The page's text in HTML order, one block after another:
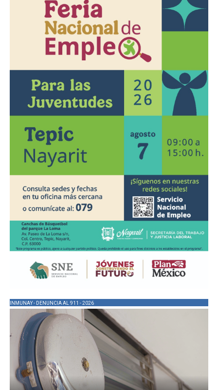
INMUNAY - DENUNCIA AL 911 - 2026